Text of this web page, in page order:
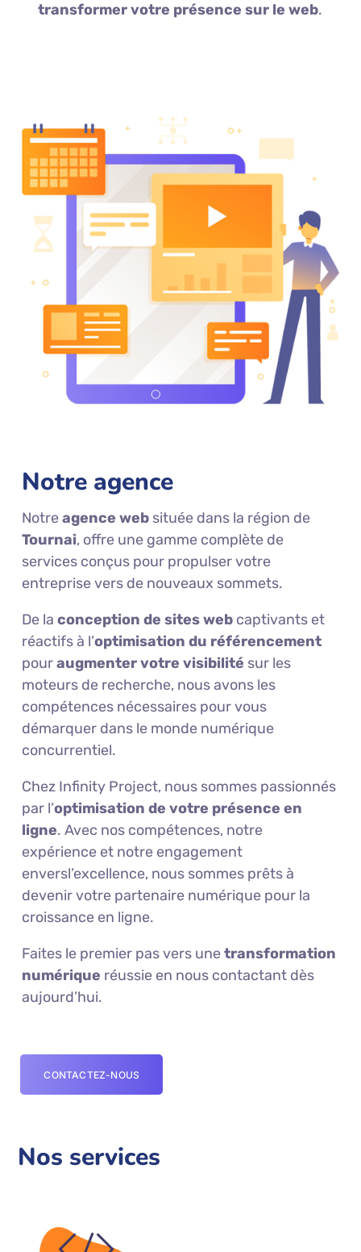
transformer votre présence sur le web.
Notre agence
Notreagence web située dans la région de
Tournai, offre une gamme complète de
services conçus pour propulser votre
entreprise vers de nouveaux sommets.
De laconception de sites web captivants et
réactifs à l’optimisation du référencement
pouraugmenter votre visibilité sur les
moteurs de recherche, nous avons les
compétences nécessaires pour vous
démarquer dans le monde numérique
concurrentiel.
Chez Infinity Project, nous sommes passionnés
par l’optimisation de votre présence en
ligne. Avec nos compétences, notre
expérience et notre engagement
enversl’excellence, nous sommes prêts à
devenir votre partenaire numérique pour la
croissance en ligne.
Faites le premier pas vers unetransformation
numérique réussie en nous contactant dès
aujourd’hui.
CONTACTEZ-NOUS
Nos services